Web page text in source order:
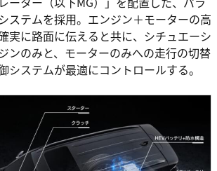
ステムを採用。エンジン＋モーターの高
実に路面に伝えると共に、シチュエーシ
ンのみと、モーターのみへの走行の切替
システムが最適にコントロールする。